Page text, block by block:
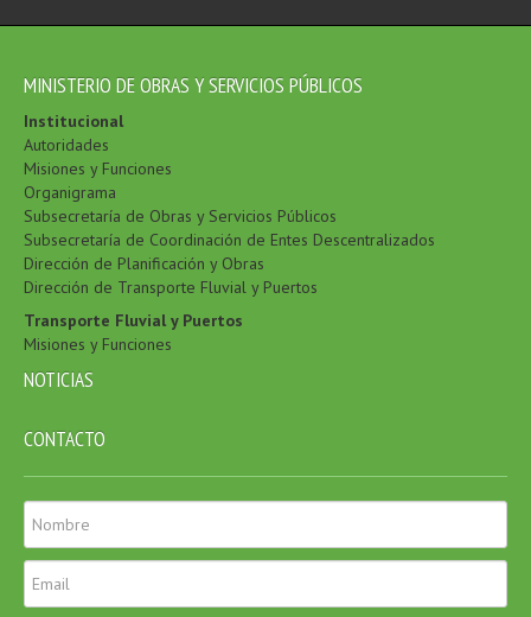
MINISTERIO DE OBRAS Y SERVICIOS PÚBLICOS
Institucional
Autoridades
Misiones y Funciones
Organigrama
Subsecretaría de Obras y Servicios Públicos
Subsecretaría de Coordinación de Entes Descentralizados
Dirección de Planificación y Obras
Dirección de Transporte Fluvial y Puertos
Transporte Fluvial y Puertos
Misiones y Funciones
NOTICIAS
CONTACTO